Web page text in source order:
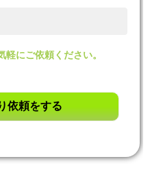
にご依頼ください。